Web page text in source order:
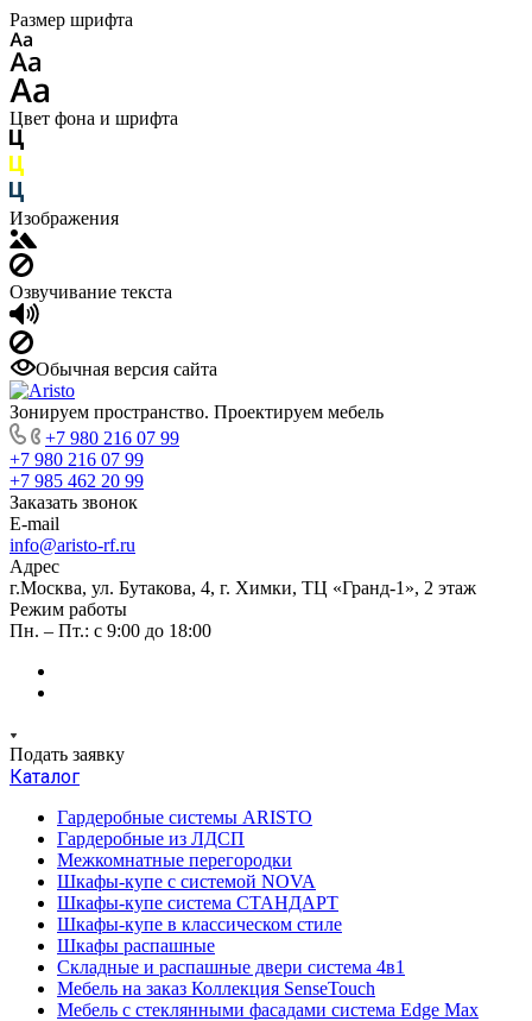
Размер шрифта
Цвет фона и шрифта
Изображения
Озвучивание текста
Обычная версия сайта
Зонируем пространство. Проектируем мебель
+7 980 216 07 99
+7 980 216 07 99
+7 985 462 20 99
Заказать звонок
E-mail
info@aristo-rf.ru
Адрес
г.Москва, ул. Бутакова, 4, г. Химки, ТЦ «Гранд-1», 2 этаж
Режим работы
Пн. – Пт.: с 9:00 до 18:00
Подать заявку
Каталог
Гардеробные системы ARISTO
Гардеробные из ЛДСП
Межкомнатные перегородки
Шкафы-купе с системой NOVA
Шкафы-купе система СТАНДАРТ
Шкафы-купе в классическом стиле
Шкафы распашные
Складные и распашные двери система 4в1
Мебель на заказ Коллекция SenseTouch
Мебель с стеклянными фасадами система Edge Max